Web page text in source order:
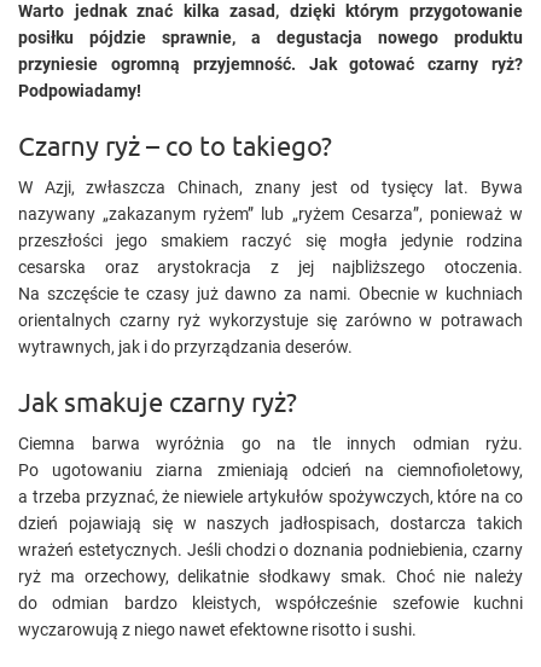
Warto jednak znać kilka zasad, dzięki którym przygotowanie
posiłku pójdzie sprawnie, a degustacja nowego produktu
przyniesie ogromną przyjemność. Jak gotować czarny ryż?
Podpowiadamy!
Czarny ryż – co to takiego?
W Azji, zwłaszcza Chinach, znany jest od tysięcy lat. Bywa
nazywany „zakazanym ryżem” lub „ryżem Cesarza”, ponieważ w
przeszłości jego smakiem raczyć się mogła jedynie rodzina
cesarska oraz arystokracja z jej najbliższego otoczenia.
Na szczęście te czasy już dawno za nami. Obecnie w kuchniach
orientalnych czarny ryż wykorzystuje się zarówno w potrawach
wytrawnych, jak i do przyrządzania deserów.
Jak smakuje czarny ryż?
Ciemna barwa wyróżnia go na tle innych odmian ryżu.
Po ugotowaniu ziarna zmieniają odcień na ciemnofioletowy,
a trzeba przyznać, że niewiele artykułów spożywczych, które na co
dzień pojawiają się w naszych jadłospisach, dostarcza takich
wrażeń estetycznych. Jeśli chodzi o doznania podniebienia, czarny
ryż ma orzechowy, delikatnie słodkawy smak. Choć nie należy
do odmian bardzo kleistych, współcześnie szefowie kuchni
wyczarowują z niego nawet efektowne risotto i sushi.